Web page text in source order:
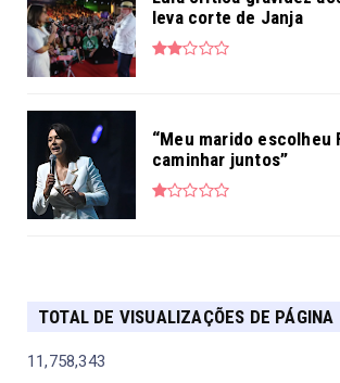
leva corte de Janja
“Meu marido escolheu
caminhar juntos”
TOTAL DE VISUALIZAÇÕES DE PÁGINA
11,758,343